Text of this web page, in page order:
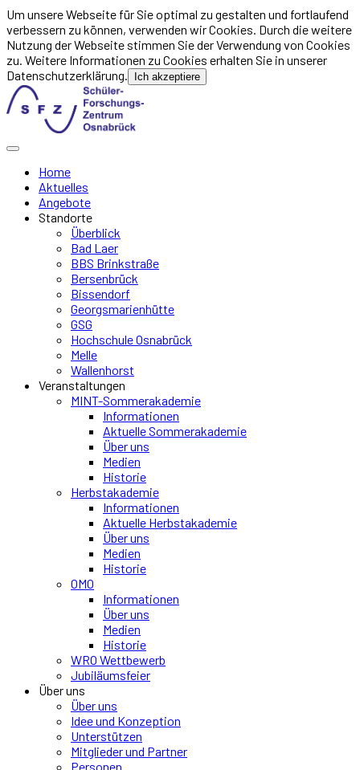
Um unsere Webseite für Sie optimal zu gestalten und fortlaufend
verbessern zu können, verwenden wir Cookies. Durch die weitere
Nutzung der Webseite stimmen Sie der Verwendung von Cookies
zu. Weitere Informationen zu Cookies erhalten Sie in unserer
Datenschutzerklärung.
Ich akzeptiere
Home
Aktuelles
Angebote
Standorte
Überblick
Bad Laer
BBS Brinkstraße
Bersenbrück
Bissendorf
Georgsmarienhütte
GSG
Hochschule Osnabrück
Melle
Wallenhorst
Veranstaltungen
MINT-Sommerakademie
Informationen
Aktuelle Sommerakademie
Über uns
Medien
Historie
Herbstakademie
Informationen
Aktuelle Herbstakademie
Über uns
Medien
Historie
OMO
Informationen
Über uns
Medien
Historie
WRO Wettbewerb
Jubiläumsfeier
Über uns
Über uns
Idee und Konzeption
Unterstützen
Mitglieder und Partner
Personen